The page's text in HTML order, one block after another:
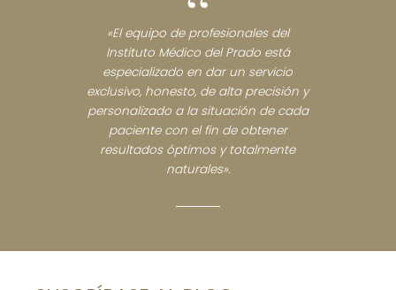
«El equipo de profesionales del
Instituto Médico del Prado está
especializado en dar un servicio
exclusivo, honesto, de alta precisión y
personalizado a la situación de cada
paciente con el fin de obtener
resultados óptimos y totalmente
naturales».